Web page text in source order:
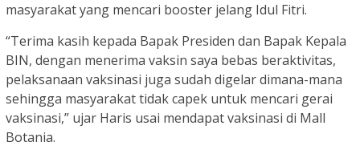
masyarakat yang mencari booster jelang Idul Fitri.
“Terima kasih kepada Bapak Presiden dan Bapak Kepala
BIN, dengan menerima vaksin saya bebas beraktivitas,
pelaksanaan vaksinasi juga sudah digelar dimana-mana
sehingga masyarakat tidak capek untuk mencari gerai
vaksinasi,” ujar Haris usai mendapat vaksinasi di Mall
Botania.